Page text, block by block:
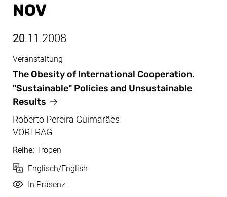
NOV
20.11.2008
Nov, 20.11.2008
The Obesity of International Cooperation.
"Sustainable" Policies and Unsustainable
Results
Veranstaltung
Roberto Pereira Guimarães
VORTRAG
Reihe: Tropen
Sprache
Englisch/English
Durchführung
In Präsenz